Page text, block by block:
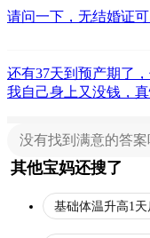
请问一下，无结婚证
还有37天到预产期了
我自己身上又没钱，
其他宝妈还搜了
基础体温升高1